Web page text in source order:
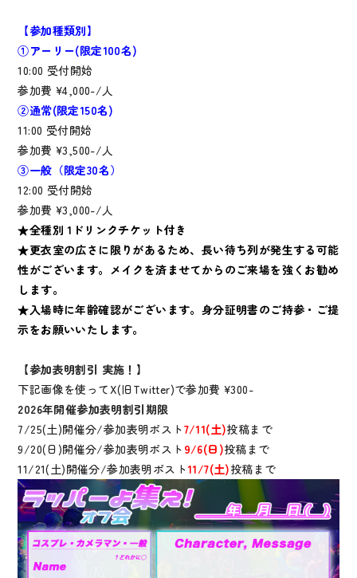
【参加種類別】
①アーリー(限定100名)
10:00 受付開始
参加費 ¥4,000-/人
②通常(限定150名)
11:00 受付開始
参加費 ¥3,500-/人
③一般（限定30名）
12:00 受付開始
参加費 ¥3,000-/人
★全種別 1ドリンクチケット付き
★更衣室の広さに限りがあるため、 長い待ち列が発生する可能
性がございます。 メイクを済ませてからのご来場を強くお勧め
します。
★入場時に年齢確認がございます。身分証明書のご持参・ご提
示をお願いいたします。
【参加表明割引 実施！】
下記画像を使ってX(旧Twitter)で参加費 ¥300-
2026年開催参加表明割引期限
7/25(土)開催分/参加表明ポスト7/11(土)投稿まで
9/20(日)開催分/参加表明ポスト 9/6(日)投稿まで
11/21(土)開催分/参加表明ポスト11/7(土)投稿まで